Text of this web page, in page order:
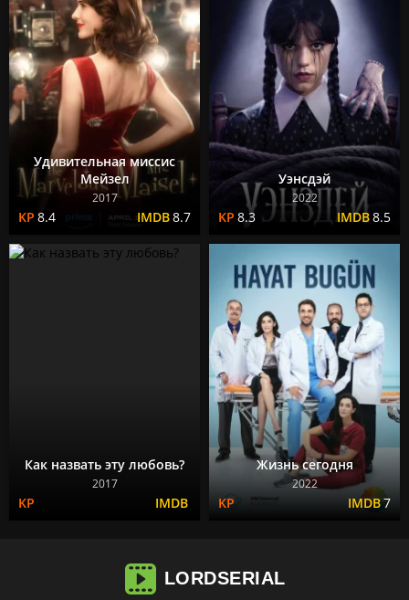
Удивительная миссис
Мейзел
2017
8.4 8.7
Уэнсдэй
2022
8.3 8.5
Как назвать эту любовь?
2017
Жизнь сегодня
2022
7
LORDSERIAL